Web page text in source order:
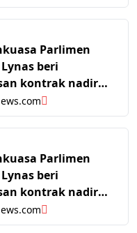
Parlimen
beri
kontrak nadir
AS
Parlimen
beri
kontrak nadir
AS bernilai